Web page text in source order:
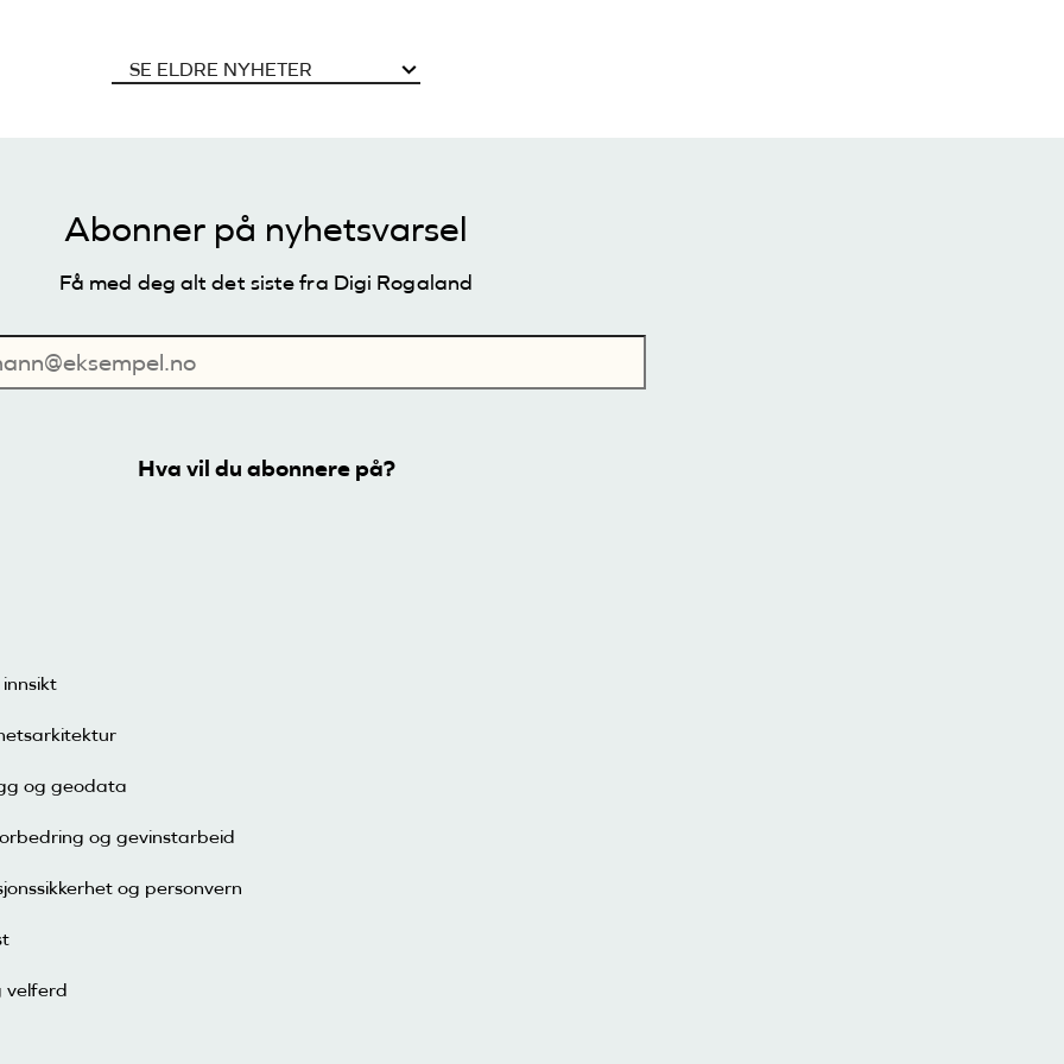
SE ELDRE NYHETER
Abonner på nyhetsvarsel
Få med deg alt det siste fra Digi Rogaland
Hva vil du abonnere på?
og geodata
og gevinstarbeid
og personvern
velferd